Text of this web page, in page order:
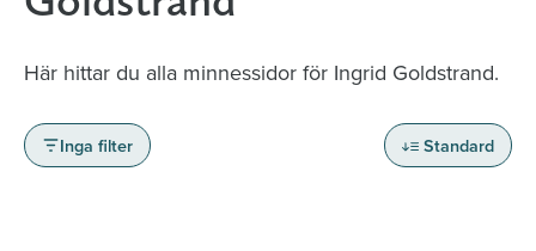
Här hittar du alla minnessidor för Ingrid Goldstrand.
Inga filter Standard